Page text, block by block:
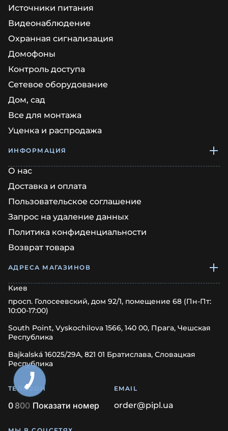
Источники питания
Видеонаблюдение
Охранная сигнализация
Домофоны
Контроль доступа
Сетевое оборудование
Дом, сад
Все для монтажа
Уценка и распродажа
ИНФОРМАЦИЯ
О нас
Доставка и оплата
Пользовательское соглашение
Запрос на удаление данных
Политика конфиденциальности
Возврат товара
АДРЕСА МАГАЗИНОВ
Киев
просп. Голосеевский, дом 92/1, помещение 68 (Пн-Пт:
10:00-17:00)
South Point, Vyskochilova 1566, 140 00, Прага, Чешская
Республика
Bajkalská 16025/29A, 821 01 Братислава, Словацкая
Республика
ТЕЛЕФОН
0 800 Показати номер
EMAIL
order@pipl.ua